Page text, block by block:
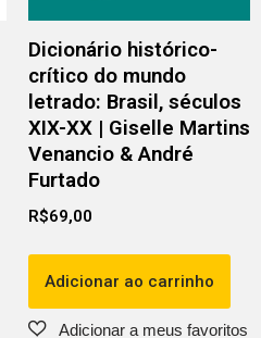
Dicionário histórico-
crítico do mundo
letrado: Brasil, séculos
XIX-XX | Giselle Martins
Venancio & André
Furtado
R$69,00
Adicionar ao carrinho